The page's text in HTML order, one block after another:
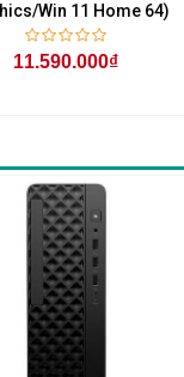
Win 11 Home 64)
11.590.000₫